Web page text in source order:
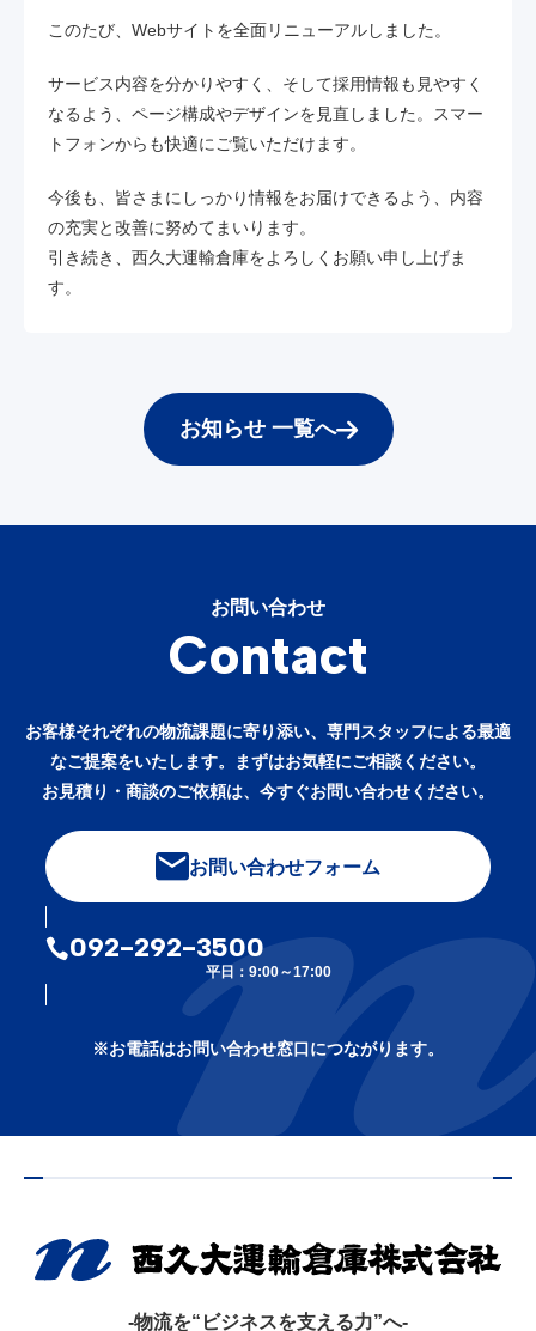
このたび、Webサイトを全面リニューアルしました。
サービス内容を分かりやすく、そして採用情報も見やすく
なるよう、ページ構成やデザインを見直しました。スマー
トフォンからも快適にご覧いただけます。
今後も、皆さまにしっかり情報をお届けできるよう、内容
の充実と改善に努めてまいります。
引き続き、西久大運輸倉庫をよろしくお願い申し上げま
す。
お知らせ 一覧へ
お問い合わせ
Contact
お客様それぞれの物流課題に寄り添い、専門スタッフによる最適
なご提案をいたします。まずはお気軽にご相談ください。
お見積り・商談のご依頼は、今すぐお問い合わせください。
お問い合わせフォーム
092-292-3500
平日：9:00～17:00
※お電話はお問い合わせ窓口につながります。
-物流を“ビジネスを支える力”へ-